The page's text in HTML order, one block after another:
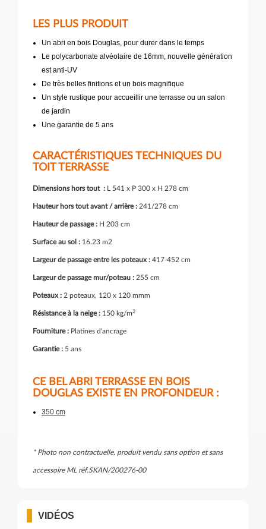
LES PLUS PRODUIT
Un abri en bois Douglas, pour durer dans le temps
Le polycarbonate alvéolaire de 16mm, nouvelle génération
est anti-UV
De très belles finitions et un bois magnifique
Un style rustique pour accueillir une terrasse ou un salon
de jardin
Une garantie de 5 ans
CARACTÉRISTIQUES TECHNIQUES DU
TOIT TERRASSE
Dimensions hors tout : L 541 x P 300 x H 278 cm
Hauteur hors tout avant / arrière : 241/278 cm
Hauteur de passage : H 203 cm
Surface au sol : 16.23 m2
Largeur de passage entre les poteaux : 417-452 cm
Largeur de passage mur/poteau : 255 cm
Poteaux : 2 poteaux, 120 x 120 mmm
Résistance à la neige : 150 kg/m2
Fourniture : Platines d'ancrage
Garantie : 5 ans
CE BEL ABRI TERRASSE EN BOIS
DOUGLAS EXISTE EN PROFONDEUR :
350 cm
* Photo non contractuelle, produit vendu sans option et sans
accessoire ML réf.SKAN/200276-00
VIDÉOS